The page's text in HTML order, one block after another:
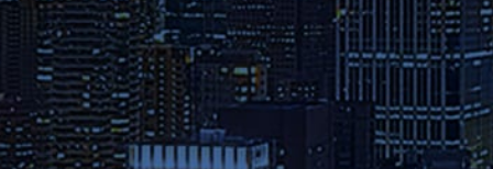
本学へのご出願を検討されてい
る方は、お早めに出願期間・試
験日程・提出書類・納入金など